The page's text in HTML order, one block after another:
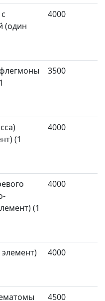
(один
4000
3500
(1
4000
(1
4000
4000
4500